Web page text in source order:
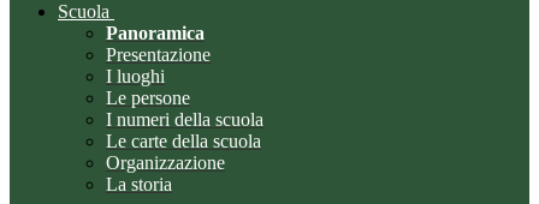
Scuola
Panoramica
Presentazione
I luoghi
Le persone
I numeri della scuola
Le carte della scuola
Organizzazione
La storia